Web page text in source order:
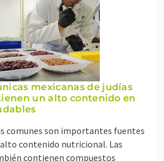
mexicanas de judías
un alto contenido en
comunes son importantes fuentes
contenido nutricional. Las
contienen compuestos